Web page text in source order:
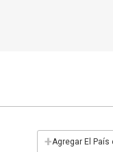
+Agregar El País